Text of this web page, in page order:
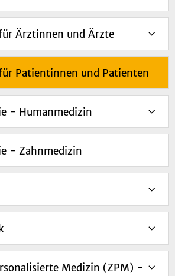
Ärztinnen und Ärzte
Patientinnen und Patienten
- Humanmedizin
- Zahnmedizin
Medizin (ZPM) -